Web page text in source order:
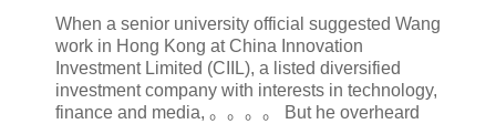
When a senior university official suggested Wang
work in Hong Kong at China Innovation
Investment Limited (CIIL), a listed diversified
investment company with interests in technology,
finance and media, 。。。。 But he overheard